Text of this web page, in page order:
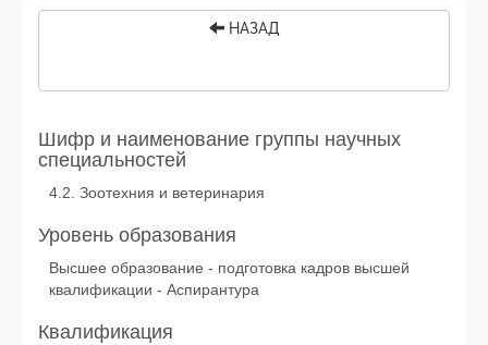
НАЗАД
Шифр и наименование группы научных
специальностей
4.2. Зоотехния и ветеринария
Уровень образования
Высшее образование - подготовка кадров высшей
квалификации - Аспирантура
Квалификация